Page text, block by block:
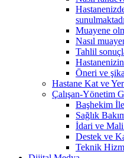
Muayene
Nasıl
Tahlil
Öneri ve
Hastane Kat ve
Çalışan-Yönetim
Başhekim İle
Sağlık
İdari ve
Destek ve
Teknik